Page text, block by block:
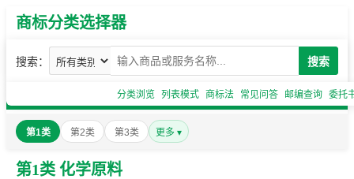
商标分类选择器
搜索： 搜索
分类浏览 列表模式 商标法 常见问答 邮编查询 委托
第1类 第2类 第3类 更多 ▾
第1类 化学原料